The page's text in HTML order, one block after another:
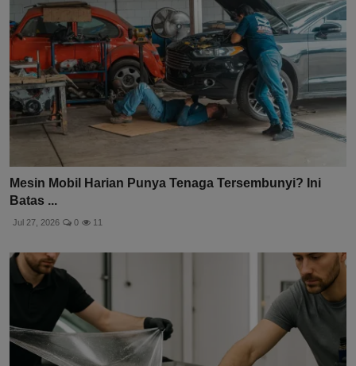
Mesin Mobil Harian Punya Tenaga Tersembunyi? Ini
Batas ...
Jul 27, 2026 0 11